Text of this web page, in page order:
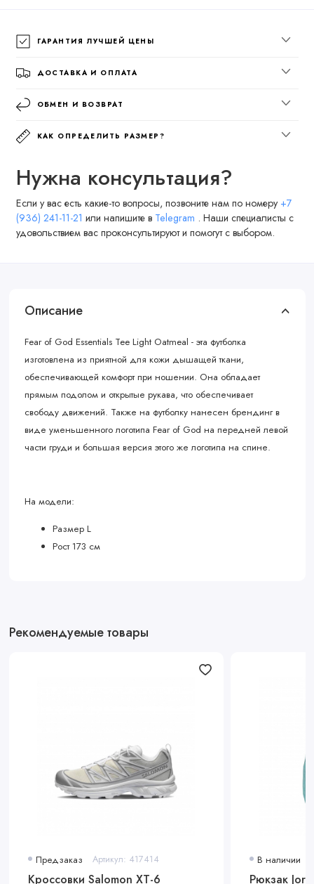
ГАРАНТИЯ ЛУЧШЕЙ ЦЕНЫ
ДОСТАВКА И ОПЛАТА
ОБМЕН И ВОЗВРАТ
КАК ОПРЕДЕЛИТЬ РАЗМЕР?
Нужна консультация?
Если у вас есть какие-то вопросы, позвоните нам по номеру +7
(936) 241-11-21 или напишите в Telegram . Наши специалисты с
удовольствием вас проконсультируют и помогут с выбором.
Описание
Fear of God Essentials Tee Light Oatmeal - эта футболка
изготовлена из приятной для кожи дышащей ткани,
обеспечивающей комфорт при ношении. Она обладает
прямым подолом и открытые рукава, что обеспечивает
свободу движений. Также на футболку нанесен брендинг в
виде уменьшенного логотипа Fear of God на передней левой
части груди и большая версия этого же логотипа на спине.
На модели:
Размер L
Рост 173 см
Рекомендуемые товары
Предзаказ Артикул: 417414
Кроссовки Salomon XT-6
В наличии
Рюкзак